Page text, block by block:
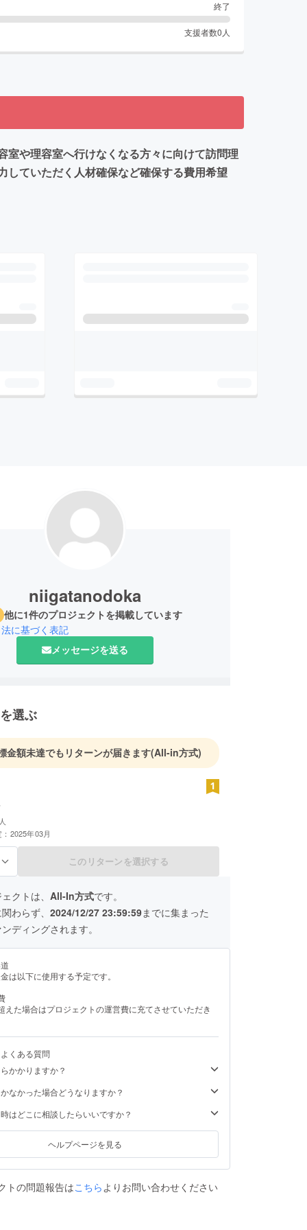
終了
支援者数0 人
や理容室へ行けなくなる方々に向けて訪問理
していただく人材確保など確保する費用希望
niigatanodoka
他に1件のプロジェクトを掲載しています
に基づく表記
メッセージを送る
選ぶ
金額未達でもリターンが届きます(All-in方式)
2025年03月
このリターンを選択する
クトは、 All-In方式です。
わらず、 2024/12/27 23:59:59までに集まった
ディングされます。
は以下に使用する予定です。
えた場合はプロジェクトの運営費に充てさせていただき
くある質問
かかりますか？
なかった場合どうなりますか？
はどこに相談したらいいですか？
ヘルプページを見る
トの問題報告はこちら よりお問い合わせください